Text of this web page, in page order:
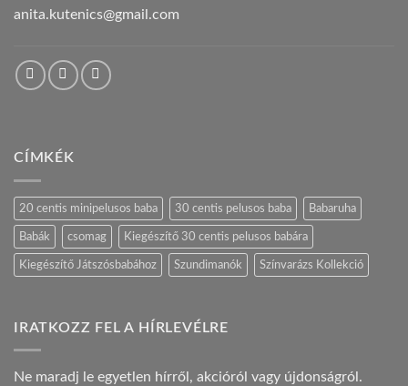
anita.kutenics@gmail.com
CÍMKÉK
20 centis minipelusos baba 30 centis pelusos baba Babaruha
Babák csomag Kiegészítő 30 centis pelusos babára
Kiegészítő Játszósbabához Szundimanók Színvarázs Kollekció
IRATKOZZ FEL A HÍRLEVÉLRE
Ne maradj le egyetlen hírről, akcióról vagy újdonságról.